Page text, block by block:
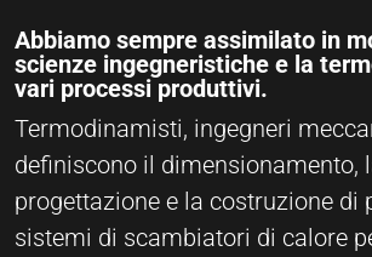
Abbiamo sempre assimilato in
scienze ingegneristiche e la
vari processi produttivi.
Termodinamisti, ingegneri
definiscono il dimensionamento,
progettazione e la costruzione di
sistemi di scambiatori di calore